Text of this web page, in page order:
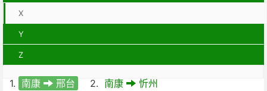
X
Y
Z
1. 南康 邢台 2. 南康
忻州